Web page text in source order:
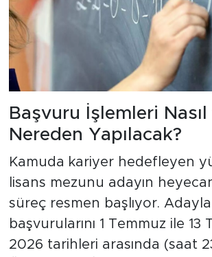
Başvuru İşlemleri Nasıl
Nereden Yapılacak?
Kamuda kariyer hedefleyen
lisans mezunu adayın
süreç resmen başlıyor.
başvurularını 1 Temmuz ile 13
2026 tarihleri arasında (saat